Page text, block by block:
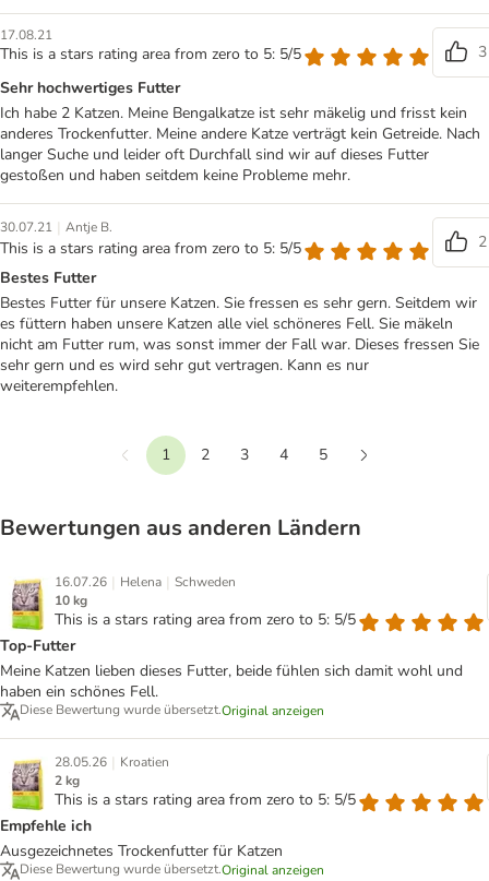
17.08.21
This is a stars rating area from zero to 5: 5/5
3
Sehr hochwertiges Futter
Ich habe 2 Katzen. Meine Bengalkatze ist sehr mäkelig und frisst kein
anderes Trockenfutter. Meine andere Katze verträgt kein Getreide. Nach
langer Suche und leider oft Durchfall sind wir auf dieses Futter
gestoßen und haben seitdem keine Probleme mehr.
30.07.21 | Antje B.
This is a stars rating area from zero to 5: 5/5
2
Bestes Futter
Bestes Futter für unsere Katzen. Sie fressen es sehr gern. Seitdem wir
es füttern haben unsere Katzen alle viel schöneres Fell. Sie mäkeln
nicht am Futter rum, was sonst immer der Fall war. Dieses fressen Sie
sehr gern und es wird sehr gut vertragen. Kann es nur
weiterempfehlen.
Vorherige
1 2 3 4
5
Bewertungen aus anderen Ländern
16.07.26 | Helena | Schweden
10 kg
This is a stars rating area from zero to 5: 5/5
Top-Futter
Meine Katzen lieben dieses Futter, beide fühlen sich damit wohl und
haben ein schönes Fell.
Diese Bewertung wurde übersetzt.Original anzeigen
28.05.26 | Kroatien
2 kg
This is a stars rating area from zero to 5: 5/5
Empfehle ich
Ausgezeichnetes Trockenfutter für Katzen
Diese Bewertung wurde übersetzt.Original anzeigen